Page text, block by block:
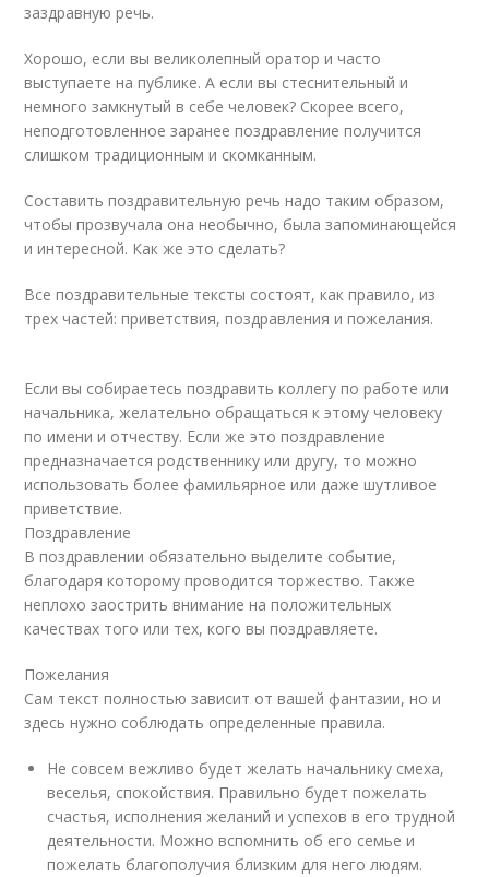
заздравную речь.
Хорошо, если вы великолепный оратор и часто
выступаете на публике. А если вы стеснительный и
немного замкнутый в себе человек? Скорее всего,
неподготовленное заранее поздравление получится
слишком традиционным и скомканным.
Составить поздравительную речь надо таким образом,
чтобы прозвучала она необычно, была запоминающейся
и интересной. Как же это сделать?
Все поздравительные тексты состоят, как правило, из
трех частей: приветствия, поздравления и пожелания.
Если вы собираетесь поздравить коллегу по работе или
начальника, желательно обращаться к этому человеку
по имени и отчеству. Если же это поздравление
предназначается родственнику или другу, то можно
использовать более фамильярное или даже шутливое
приветствие.
Поздравление
В поздравлении обязательно выделите событие,
благодаря которому проводится торжество. Также
неплохо заострить внимание на положительных
качествах того или тех, кого вы поздравляете.
Пожелания
Сам текст полностью зависит от вашей фантазии, но и
здесь нужно соблюдать определенные правила.
Не совсем вежливо будет желать начальнику смеха,
веселья, спокойствия. Правильно будет пожелать
счастья, исполнения желаний и успехов в его трудной
деятельности. Можно вспомнить об его семье и
пожелать благополучия близким для него людям.